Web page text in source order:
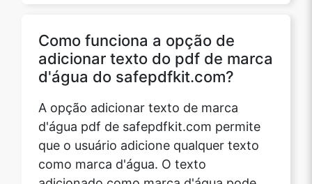
Como funciona a opção de
adicionar texto do pdf de marca
d'água do safepdfkit.com?
A opção adicionar texto de marca
d'água pdf de safepdfkit.com permite
que o usuário adicione qualquer texto
como marca d'água. O texto
adicionado como marca d'água pode